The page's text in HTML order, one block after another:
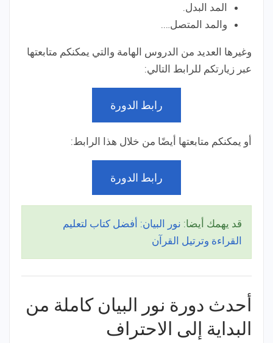
المد البدل.
والمد المتصل….
وغيرها العديد من الدروس الهامة والتي يمكنكم متابعتها
عبر زيارتكم للرابط التالي:
رابط الدورة
أو يمكنكم متابعتها أيضًا من خلال هذا الرابط:
رابط الدورة
قد يهمك أيضا: نور البيان: أفضل كتاب لتعليم
القراءة وترتيل القرآن
أحدث دورة نور البيان كاملة من
البداية إلى الاحتراف